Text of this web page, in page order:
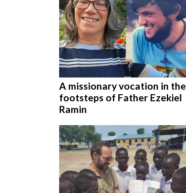
A missionary vocation in the
footsteps of Father Ezekiel
Ramin